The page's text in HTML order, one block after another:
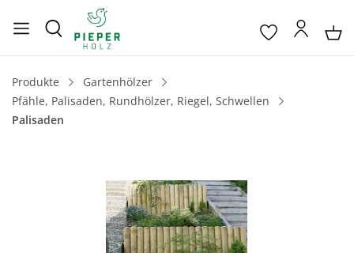
Produkte
Gartenhölzer
Pfähle, Palisaden, Rundhölzer, Riegel, Schwellen
Palisaden
Bildergalerie überspringen